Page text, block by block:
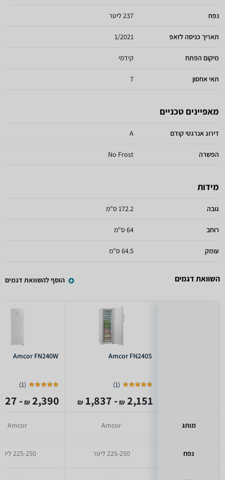
נפח 237 ליטר
תאריך כניסה לזאפ 1/2021
מיקום הפתח קידמי
תאי אחסון 7
מאפיינים טכניים
דירוג אנרגטי קודם A
הפשרה No Frost
מידות
גובה 172.2 ס"מ
רוחב 64 ס"מ
עומק 64.5 ס"מ
השוואת דגמים הוסף להשוואת דגמים
מותג
נפח
Amcor FN240S
(
1
)
2,151
₪
- 1,837
₪
Amcor
225-250 ליטר
Amcor FN240W
(
1
)
2,390
₪
- 2,127
Amcor
225-250 ליטר